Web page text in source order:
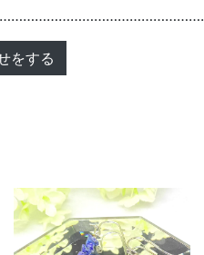
をする